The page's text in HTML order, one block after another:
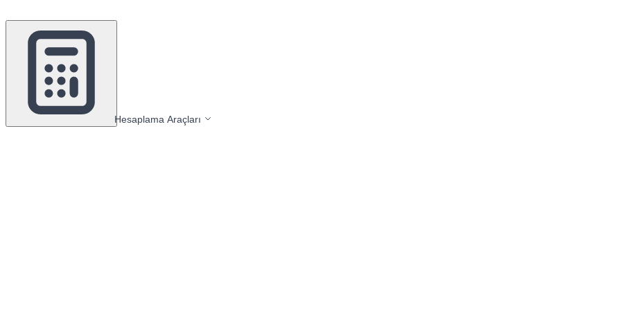
Hesaplama Araçları